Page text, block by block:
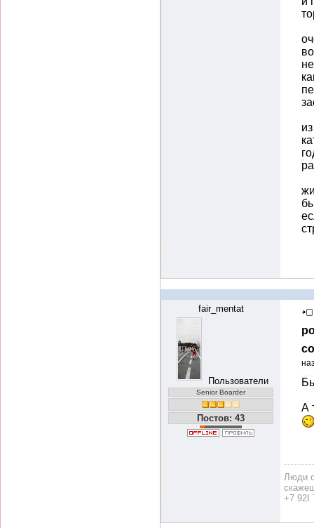
fair_mentat
Пользователи
Senior Boarder
Постов: 43
А
Люди
+7 92I